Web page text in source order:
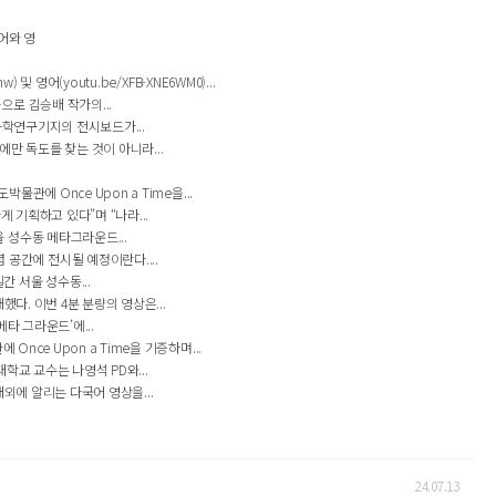
와 영
및 영어(youtu.be/XFB-XNE6WM0)...
로 김승배 작가의...
연구기지의 전시보드가...
만 독도를 찾는 것이 아니라...
박물관에 Once Upon a Time을...
기획하고 있다”며 “나라...
성수동 메타그라운드...
공간에 전시될 예정이란다....
서울 성수동...
다. 이번 4분 분량의 영상은...
그라운드’에...
에 Once Upon a Time을 기증하며...
교 교수는 나영석 PD와...
에 알리는 다국어 영상을...
24.07.13